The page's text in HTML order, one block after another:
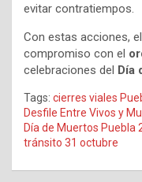
evitar contratiempos.
Con estas acciones,
compromiso con el
celebraciones del Día
Tags: cierres viales
Desfile Entre Vivos y
Día de Muertos Puebla
tránsito 31 octubre